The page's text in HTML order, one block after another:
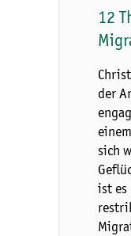
12
der
sich
ist es